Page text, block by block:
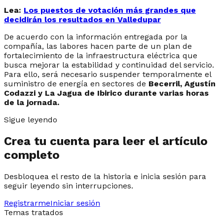
Lea: Los puestos de votación más grandes que
decidirán los resultados en Valledupar
De acuerdo con la información entregada por la
compañía, las labores hacen parte de un plan de
fortalecimiento de la infraestructura eléctrica que
busca mejorar la estabilidad y continuidad del servicio.
Para ello, será necesario suspender temporalmente el
suministro de energía en sectores de Becerril, Agustín
Codazzi y La Jagua de Ibirico durante varias horas
de la jornada.
Sigue leyendo
Crea tu cuenta para leer el artículo
completo
Desbloquea el resto de la historia e inicia sesión para
seguir leyendo sin interrupciones.
RegistrarmeIniciar sesión
Temas tratados